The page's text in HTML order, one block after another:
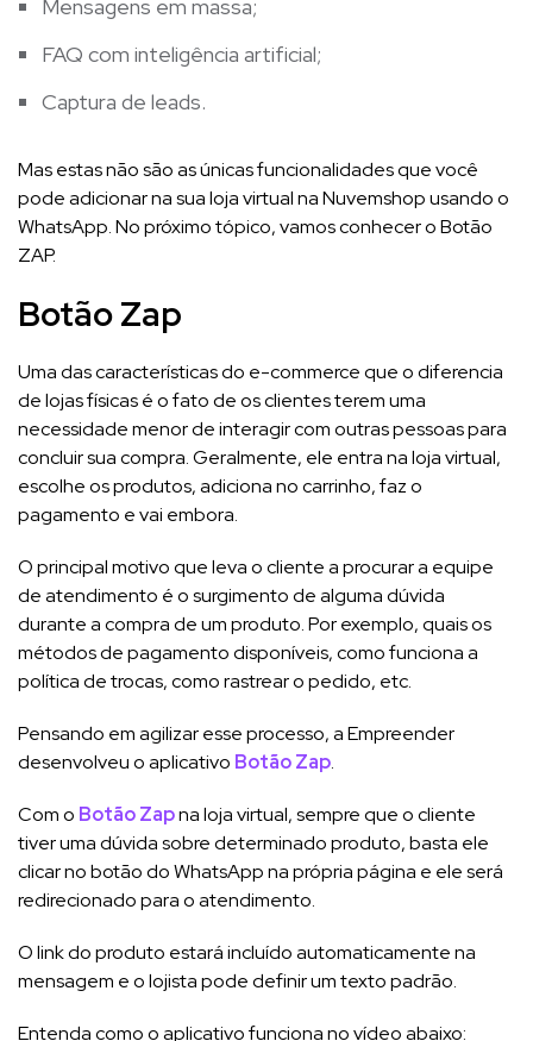
Mensagens em massa;
FAQ com inteligência artificial;
Captura de leads.
Mas estas não são as únicas funcionalidades que você
pode adicionar na sua loja virtual na Nuvemshop usando o
WhatsApp. No próximo tópico, vamos conhecer o Botão
ZAP.
Botão Zap
Uma das características do e-commerce que o diferencia
de lojas físicas é o fato de os clientes terem uma
necessidade menor de interagir com outras pessoas para
concluir sua compra. Geralmente, ele entra na loja virtual,
escolhe os produtos, adiciona no carrinho, faz o
pagamento e vai embora.
O principal motivo que leva o cliente a procurar a equipe
de atendimento é o surgimento de alguma dúvida
durante a compra de um produto. Por exemplo, quais os
métodos de pagamento disponíveis, como funciona a
política de trocas, como rastrear o pedido, etc.
Pensando em agilizar esse processo, a Empreender
desenvolveu o aplicativo Botão Zap.
Com o Botão Zapna loja virtual, sempre que o cliente
tiver uma dúvida sobre determinado produto, basta ele
clicar no botão do WhatsApp na própria página e ele será
redirecionado para o atendimento.
O link do produto estará incluído automaticamente na
mensagem e o lojista pode definir um texto padrão.
Entenda como o aplicativo funciona no vídeo abaixo: